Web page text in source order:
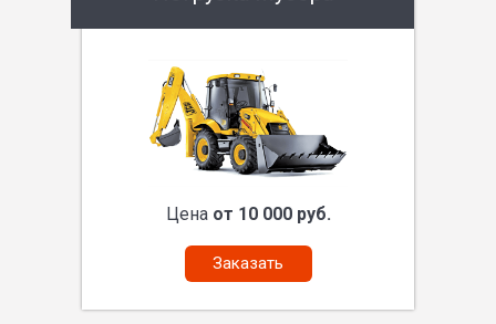
Цена от 10 000 руб.
Заказать